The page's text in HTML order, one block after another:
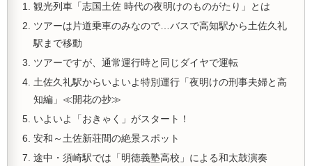
観光列車「志国土佐 時代の夜明けのものがたり」とは
ツアーは片道乗車のみなので…バスで高知駅から土佐久礼
駅まで移動
ツアーですが、通常運行時と同じダイヤで運転
土佐久礼駅からいよいよ特別運行「夜明けの刑事夫婦と高
知編」≪開花の抄≫
いよいよ「おきゃく」がスタート！
安和～土佐新荘間の絶景スポット
途中・須崎駅では「明徳義塾高校」による和太鼓演奏